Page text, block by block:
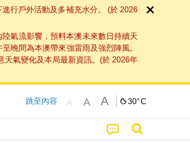
行戶外活動及多補充水分。 (於 2026
氣流影響，預料本澳未來數日持續天
晚間為本澳帶來強雷雨及強烈陣風。
天氣變化及本局最新資訊。(於 2026年
跳至內容 A A A 30°C